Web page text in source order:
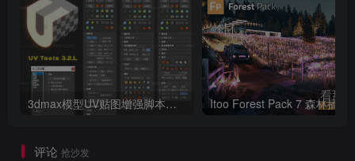
3dmax模型UV贴图增强脚本插件工具UVTools 3.2L 汉化破解版 For 3dmax2014~2023
评论 抢沙发